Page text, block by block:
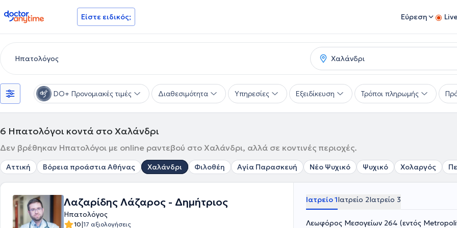
doctoranytime Είστε ειδικός; Εύρεση
DO+ Προνομιακές τιμές Διαθεσιμότητα Υπηρεσίες Εξειδίκευση Τρόποι πληρωμής
6 Ηπατολόγοι κοντά στο Χαλάνδρι
Δεν βρέθηκαν Ηπατολόγοι με online ραντεβού στο Χαλάνδρι, αλλά σε κοντινές περιοχές.
Αττική Βόρεια προάστια Αθήνας Χαλάνδρι Φιλοθέη Αγία Παρασκευή Νέο Ψυχικό Ψυχικό Χολαργός
Λαζαρίδης Λάζαρος - Δημήτριος
Ηπατολόγος
10|17 αξιολογήσεις
Ιατρείο 1Ιατρείο 2Ιατρείο 3
Λεωφόρος Μεσογείων 264 (εντός